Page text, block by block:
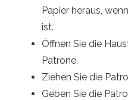
Papier heraus,
ist.
Öffnen Sie die
Patrone.
Ziehen Sie die
Geben Sie die